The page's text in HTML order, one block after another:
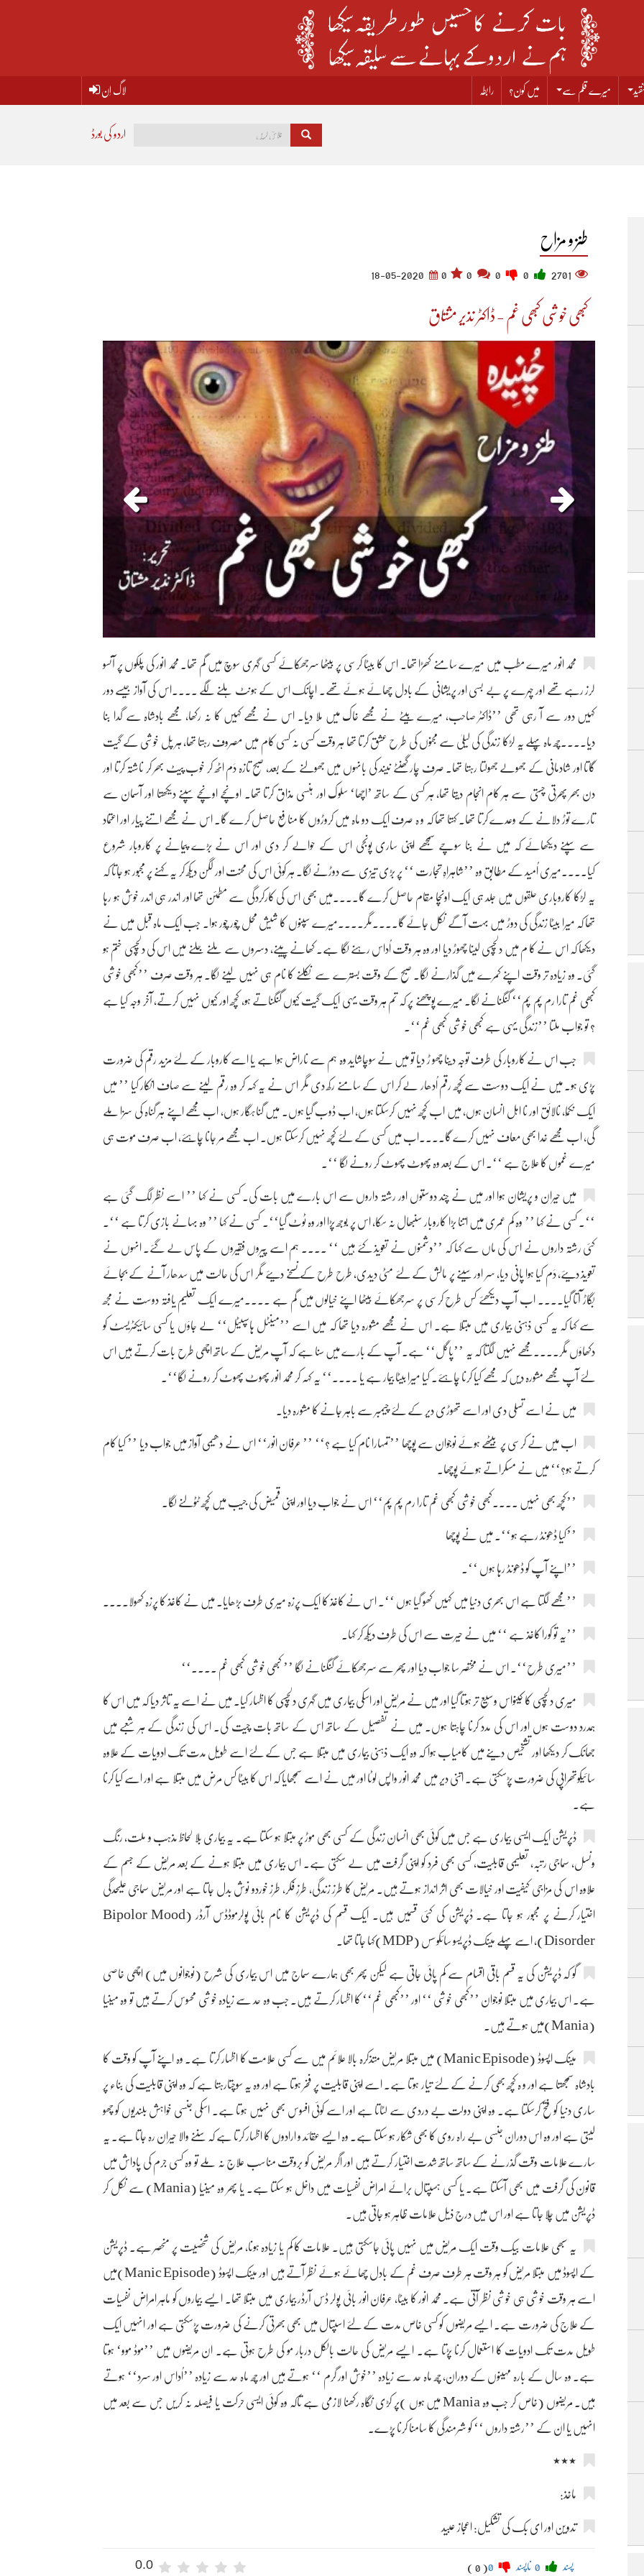
میرے قلم سے میں کون؟ رابطہ لاگ اِن
اردو کی بورڈ
طنز و مزاح
2701
0
18-05-2020
کبھی خوشی کبھی غم - ڈاکٹر نذیر مشتاق
محمد انور میرے مطب میں میرے سامنے کھڑا تھا۔ اس کا بیٹا کرسی پر بیٹھا سرجھکائے کسی گہری سوچ میں گم تھا۔ محمد انور کی پلکوں پر آنسو
لرز رہے تھے اور چہرے پر بے بسی اور پریشانی کے بادل چھائے ہوئے تھے۔ اچانک اس کے ہونٹ ہلنے لگے ....اس کی آواز جیسے دور
کہیں دور سے آ رہی تھی ’’ڈاکٹر صاحب، میرے بیٹے نے مجھے خاک میں ملا دیا۔ اس نے مجھے کہیں کا نہ رکھا، مجھے بادشاہ سے گدا بنا
دیا....چھ ماہ پہلے یہ لڑکا زندگی کی لیلیٰ سے مجنوں کی طر ح عشق کرتا تھا ہر وقت کسی نہ کسی کام میں مصروف رہتا تھا، ہر پل خوشی کے گیت
گاتا اور شادمانی کے جھولے جھولتا رہتا تھا۔ صرف چار گھنٹے نیند کی بانہوں میں جھولنے کے بعد، صبح تازہ دَم اٹھ کر خوب پیٹ بھر کر ناشتہ کرتا اور
دن بھر پھرتی چستی سے ہر کام انجام دیتا تھا، ہر کسی کے ساتھ ’اچھا‘ سلوک اور ہنسی مذاق کرتا تھا۔ اونچے اونچے سپنے دیکھتا اور آسمان سے
تارے توڑ دلانے کے وعدے کرتا تھا۔ کہتا تھا کہ و ہ صرف ایک دو ماہ میں کروڑوں کا منافع حاصل کرے گا۔ اس نے مجھے اتنے پیار اور اعتماد
سے سپنے دیکھائے کہ میں نے بنا سوچے سمجھے اپنی ساری پونجی اس کے حوالے کر دی اور اس نے بڑے پیمانے پر کاروبار شروع
کیا....میری اُمید کے مطابق وہ ’’شاہراہِ تجارت ‘‘ پر بڑی تیزی سے دوڑنے لگا۔ ہر کوئی اس کی محنت اور لگن دیکھ کر یہ کہنے پر مجبور ہو جاتا کہ
یہ لڑکا کاروباری حلقوں میں جلد ہی ایک اونچا مقام حاصل کرے گا....میں بھی اس کی کارکردگی سے مطمئن تھا اور اندر ہی اندر خوش ہو رہا
تھا کہ میرا بیٹا زندگی کی دوڑ میں بہت آگے نکل جائے گا....مگر....میرے سپنوں کا شیش محل چُور چُور ہوا۔ جب ایک ماہ قبل میں نے
دیکھا کہ اس نے کا م میں دلچسپی لینا چھوڑ دیا اور وہ ہر وقت اُداس رہنے لگا ہے۔ کھانے پینے، دسروں سے ملنے جلنے میں اس کی دلچسپی ختم ہو
گئی۔ وہ زیادہ تر وقت اپنے کمرے میں گذارنے لگا۔ صبح کے وقت بسترے سے نکلنے کا نام ہی نہیں لینے لگا۔ ہر وقت صرف ’’کبھی خوشی
کبھی غم تارا رم پم پم‘‘ گنگنانے لگا۔ میرے پوچھنے پر کہ تم ہر وقت یہی ایک گیت کیوں گنگناتے ہو، کچھ اور کیوں نہیں کرتے، آخر وجہ کیا ہے
؟ تو جواب ملتا ’’زندگی یہی ہے کبھی خوشی کبھی غم‘‘۔
جب اس نے کاروبار کی طرف توجہ دینا چھو ڑ دیا تو میں نے سوچاشاید وہ ہم سے ناراض ہوا ہے یا اسے کاروبار کے لئے مزید رقم کی ضرورت
پڑی ہو۔ میں نے ایک دوست سے کچھ رقم اُدھار لے کر اس کے سامنے رکھ دی مگر اس نے یہ کہہ کر وہ رقم لینے سے صاف انکار کیا ’’ میں
ایک نکمّا، نالائق اور نا اہل انسان ہوں، میں اب کچھ نہیں کرسکتا ہوں، اب ڈوب گیا ہوں۔ میں گناہگار ہوں، اب مجھے اپنے ہر گناہ کی سزا ملے
گی، اب مجھے خدا بھی معاف نہیں کرے گا....اب میں کسی کے لئے کچھ نہیں کرسکتا ہوں۔ اب مجھے مر جانا چاہئے، اب صرف موت ہی
میرے غموں کا علاج ہے ‘‘۔ اس کے بعد وہ پھوٹ پھوٹ کر رونے لگا ‘‘۔
میں حیران و پریشان ہوا اور میں نے چند دوستوں اور رشتہ داروں سے اس بارے میں بات کی۔ کسی نے کہا ’’ اسے نظر لگ گئی ہے
‘‘۔ کسی نے کہا ’’ وہ کم عمری میں اتنا بڑا کاروبار سنبھال نہ سکا، اس پر بوجھ پڑا اور وہ ٹوٹ گیا‘‘۔ کسی نے کہا ’’ وہ بہانے بازی کرتا ہے ‘‘۔
کئی رشتہ داروں نے اس کی ماں سے کہا کہ ’’دشمنوں نے تعویذ کئے ہیں ‘‘ .... ہم اسے پیروں فقیروں کے پاس لے گئے۔ انہوں نے
تعویذ دیئے، دَم کیا ہوا پانی دیا، سر اور سینے پر مالش کے لئے مٹی دیدی، طرح طرح کے نسخے دیئے مگر اس کی حالت میں سدھار آنے کے بجائے
بگاڑ آتا گیا.... اب آپ دیکھئے کس طرح کرسی پر سرجھکائے بیٹھا اپنے خیالوں میں گم ہے ....میرے ایک تعلیم یافتہ دوست نے مجھ
سے کہا کہ یہ کسی ذہنی بیماری میں مبتلا ہے۔ اس نے مجھے مشورہ دیا تھا کہ میں اسے ’’مینٹل ہاسپیٹل‘‘ لے جاؤں یا کسی سائیکٹریسٹ کو
دکھاؤں مگر....مجھے نہیں لگتا کہ یہ ’’پاگل‘‘ ہے۔ آپ کے بارے میں سنا ہے کہ آپ مریض کے ساتھ اچھی طرح بات کرتے ہیں اس
لئے آپ مجھے مشورہ دیں کہ مجھے کیا کرنا چاہئے۔ کیا میرا بیٹا بیمار ہے یا ....‘‘ یہ کہہ کر محمد انور پھوٹ پھوٹ کر رونے لگا‘‘۔
میں نے اسے تسلی دی اور اسے تھوڑی دیر کے لئے چیمبر سے باہر جانے کا مشورہ دیا۔
اب میں نے کرسی پر بیٹھے ہوئے نوجوان سے پوچھا ’’تمہارا نام کیا ہے ؟‘‘ ’’ عرفان انور‘‘ اس نے دھیمی آواز میں جواب دیا ’’ کیا کام
کرتے ہو؟‘‘ میں نے مسکراتے ہوئے پوچھا۔
’’کچھ بھی نہیں ....کبھی خوشی کبھی غم تارا رم پم پم‘‘ اس نے جواب دیا اور اپنی قمیض کی جیب میں کچھ ٹٹولنے لگا۔
’’کیا ڈھونڈ رہے ہو‘‘۔ میں نے پوچھا
’’اپنے آپ کو ڈھونڈ رہا ہوں ‘‘۔
’’مجھے لگتا ہے اس بھری دنیا میں کہیں کھو گیا ہوں ‘‘۔ اس نے کاغذ کا ایک پرزہ میری طرف بڑھایا۔ میں نے کاغذ کا پرزہ کھولا....
’’یہ تو کورا کاغذ ہے ‘‘ میں نے حیرت سے اس کی طرف دیکھ کر کہا۔
’’میری طرح‘‘۔ اس نے مختصر سا جواب دیا اور پھر سے سرجھکائے گنگنانے لگا ’’ کبھی خوشی کبھی غم ....‘‘
میری دلچسپی کا کینواس وسیع تر ہوتا گیا اور میں نے مریض اور اسکی بیماری میں گہری دلچسپی کا اظہار کیا۔ میں نے اسے یہ تاثر دیا کہ میں اس کا
ہمدرد دوست ہوں اور اس کی مدد کرنا چاہتا ہوں۔ میں نے تفصیل کے ساتھ اس کے ساتھ بات چیت کی۔ اس کی زندگی کے ہر شعبے میں
جھانک کر دیکھا اور تشخیص دینے میں کامیاب ہوا کہ وہ ایک ذہنی بیماری میں مبتلا ہے جس کے لئے اسے طویل مدت تک ادویات کے علاوہ
سائیکوتھراپی کی ضرورت پڑسکتی ہے۔ اتنی دیر میں محمد انور واپس لوٹا اور میں نے اسے سمجھایا کہ اس کا بیٹا کس مرض میں مبتلا ہے اور اسے کیا کرنا
ہے۔
ڈپریشن ایک ایسی بیماری ہے جس میں کوئی بھی انسان زندگی کے کسی بھی موڑ پر مبتلا ہو سکتا ہے۔ یہ بیماری بلا لحاظ مذہب و ملت، رنگ
ونسل، سماجی رتبہ، تعلیمی قابلیت، کسی بھی فرد کو اپنی گرفت میں لے سکتی ہے۔ اس بیماری میں مبتلا ہونے کے بعد مریض کے جسم کے
علاوہ اس کی مزاجی کیفیت اور خیالات بھی اثر انداز ہوتے ہیں۔ مریض کا طرز زندگی، طرزِ فکر، طرز خوردو نوش بدل جاتا ہے اور مریض سماجی علیحدگی
اختیار کرنے پر مجبور ہو جاتا ہے۔ ڈپریشن کی کئی قسمیں ہیں۔ ایک قسم کی ڈپریشن کا نام بائی پولرموڈڈس آرڈر (Bipolor Mood
Disorder)، اسے پہلے مینک ڈپریسو سائکوسس (MDP)کہا جاتا تھا۔
گو کہ ڈپریشن کی یہ قسم باقی اقسام سے کم پائی جاتی ہے لیکن پھر بھی ہمارے سماج میں اس بیماری کی شرح (نوجوانوں میں) اچھی خاصی
ہے۔ اس بیماری میں مبتلا نوجوان ’’کبھی خوشی ‘‘ اور ’’کبھی غم‘‘ کا اظہار کرتے ہیں۔ جب وہ حد سے زیادہ خوشی محسوس کرتے ہیں تو وہ مینیا
(Mania)میں ہوتے ہیں۔
مینک اپسوڈ (Manic Episode) میں مبتلا مریض متذکرہ بالا علائم میں سے کسی علامت کا اظہار کرتا ہے۔ وہ اپنے آپ کو وقت کا
بادشاہ سمجھتا ہے اور و ہ کچھ بھی کرنے کے لئے تیار ہوتا ہے۔ اسے اپنی قابلیت پر فخر ہوتا ہے اور وہ یہ سوچتارہتا ہے کہ وہ اپنی قابلیت کی بناء پر
ساری دنیا کو فتح کرسکتا ہے۔ وہ اپنی دولت بے دردی سے لٹاتا ہے اور اسے کوئی افسوس بھی نہیں ہوتا ہے۔ اسکی جنسی خواہش بلندیوں کو چھو
لیتی ہے اور وہ اس دوران جنسی بے راہ روی کا بھی شکار ہو سکتا ہے۔ وہ ایسے عقائد و ارادوں کا اظہار کرتا ہے کہ سننے والا حیران رہ جاتا ہے۔ یہ
سارے علامات وقت گذرنے کے ساتھ ساتھ شدت اختیار کرتے ہیں اور اگر مریض کو بروقت مناسب علاج نہ ملے تو وہ کسی جرم کی پاداش میں
قانون کی گرفت میں بھی آسکتا ہے۔ یا کسی ہسپتال برائے امراض نفسیات میں داخل ہو سکتا ہے۔ یا پھر وہ مینیا (Mania) سے نکل کر
ڈپریشن میں چلا جاتا ہے اور اس میں درج ذیل علامات ظاہر ہو جاتی ہیں۔
یہ سبھی علامات بیک وقت ایک مریض میں نہیں پائی جاسکتی ہیں۔ علامات کا کم یا زیادہ ہونا، مریض کی شخصیت پر منحصر ہے۔ ڈپریشن
کے اپسوڈ میں مبتلا مریض کو ہر وقت ہر طرف صرف غم کے بادل چھائے ہوئے نظر آتے ہیں اور مینک اپسوڈ (Manic Episode)میں
اسے ہر وقت خوشی ہی خوشی نظر آتی ہے۔ محمد انور کا بیٹا، عرفان انور بائی پولر ڈس آرڈر بیماری میں مبتلا تھا۔ ایسے بیماروں کو ماہر امراض نفسیات
کے علاج کی ضرورت ہے۔ ایسے مریضوں کو کسی خاص مدت کے لئے اسپتال میں بھی بھرتی کرنے کی ضرورت پڑسکتی ہے اور انہیں ایک
طویل مدت تک ادویات کا استعمال کرنا پڑتا ہے۔ ایسے مریض کی حالت بالکل دربار مو کی طرح ہوتی ہے۔ ان مریضوں میں ’’موڈ موو‘ ہوتا
ہے۔ وہ سال کے بارہ مہینوں کے دوران، چھ ماہ حد سے زیادہ ’’خوش اور گرم ‘‘ ہوتے ہیں اور چھ ماہ حد سے زیادہ ’’اُداس اور سرد‘‘ ہوتے
ہیں۔ مریضوں (خاص کر جب وہ Mania میں ہوں )پر کڑی نگاہ رکھنا لازمی ہے تاکہ وہ کوئی ایسی حرکت یا فیصلہ نہ کریں جس سے بعد میں
انہیں یا ان کے ’’رشتہ داروں ‘‘ کو شرمندگی کا سامنا کرنا پڑے۔
٭٭٭
ماخذ:
تدوین اور ای بک کی تشکیل: اعجاز عبید
0.0 پسند ناپسند ( 0 )